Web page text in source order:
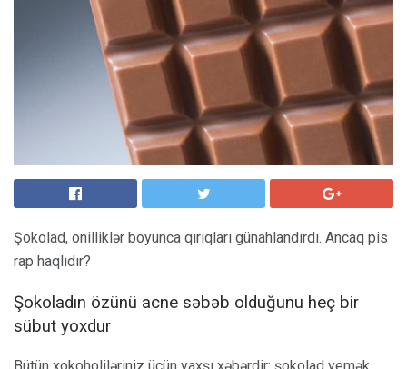
Şokolad, onilliklər boyunca qırıqları günahlandırdı. Ancaq pis
rap haqlıdır?
Şokoladın özünü acne səbəb olduğunu heç bir
sübut yoxdur